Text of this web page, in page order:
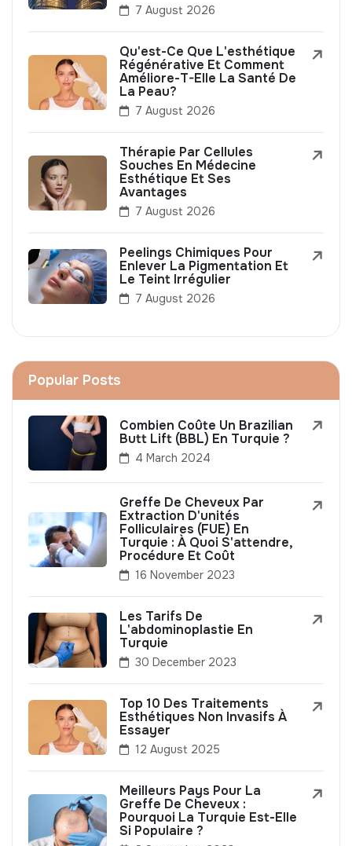
7 August 2026
Qu'est-Ce Que L'esthétique
Régénérative Et Comment
Améliore-T-Elle La Santé De
La Peau?
7 August 2026
Thérapie Par Cellules
Souches En Médecine
Esthétique Et Ses
Avantages
7 August 2026
Peelings Chimiques Pour
Enlever La Pigmentation Et
Le Teint Irrégulier
7 August 2026
Popular Posts
Combien Coûte Un Brazilian
Butt Lift (BBL) En Turquie ?
4 March 2024
Greffe De Cheveux Par
Extraction D'unités
Folliculaires (FUE) En
Turquie : À Quoi S'attendre,
Procédure Et Coût
16 November 2023
Les Tarifs De
L'abdominoplastie En
Turquie
30 December 2023
Top 10 Des Traitements
Esthétiques Non Invasifs À
Essayer
12 August 2025
Meilleurs Pays Pour La
Greffe De Cheveux :
Pourquoi La Turquie Est-Elle
Si Populaire ?